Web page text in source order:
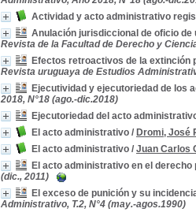
Actividad y acto administrativo
Anulación jurisdiccional de oficio
Revista de la Facultad de Derecho y
Efectos retroactivos de la extinción
Revista uruguaya de Estudios
Ejecutividad y ejecutoriedad de los
2018, N°18 (ago.-dic.2018)
Ejecutoriedad del acto
El acto administrativo / Dromi, José
El acto administrativo / Juan Carlos
El acto administrativo en el
(dic., 2011)
El exceso de punición y su
Administrativo, T.2, N°4 (may.-agos.1990)